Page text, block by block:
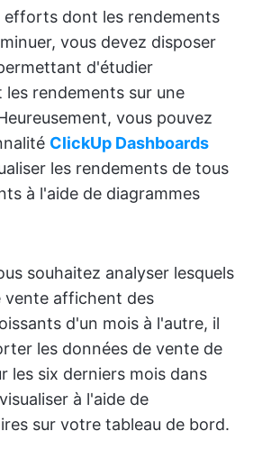
efforts dont les rendements
vous devez disposer
d'étudier
rendements sur une
vous pouvez
ClickUp Dashboards
les rendements de tous
à l'aide de diagrammes
souhaitez analyser lesquels
vente affichent des
d'un mois à l'autre, il
les données de vente de
les six derniers mois dans
à l'aide de
sur votre tableau de bord.